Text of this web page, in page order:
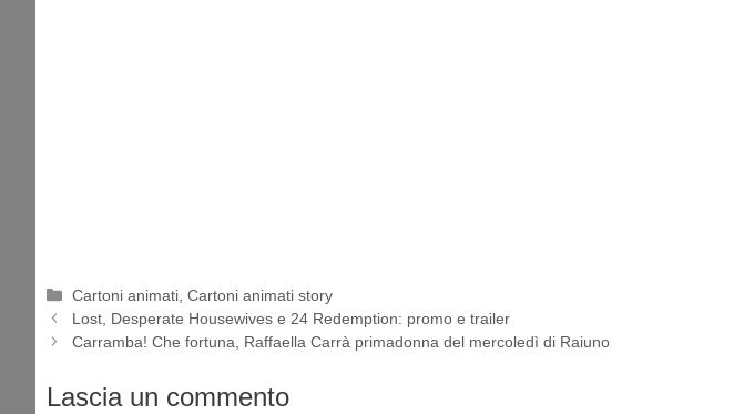
Categorie
Cartoni animati ,Cartoni animati story
Lost, Desperate Housewives e 24 Redemption: promo e trailer
Carramba! Che fortuna, Raffaella Carrà primadonna del mercoledì di Raiuno
Lascia un commento